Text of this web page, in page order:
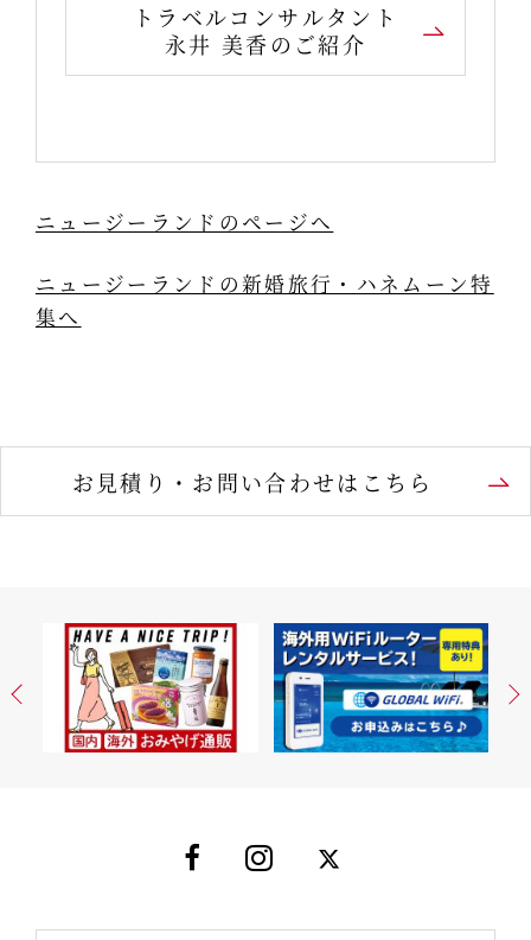
トラベルコンサルタント
永井 美香のご紹介
ニュージーランドのページへ
ニュージーランドの新婚旅行・ハネムーン特
集へ
お見積り・お問い合わせはこちら